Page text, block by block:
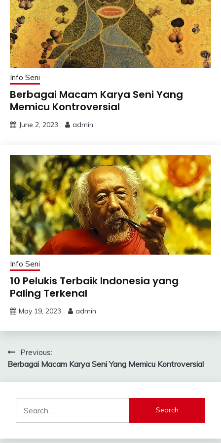
Info Seni
Berbagai Macam Karya Seni Yang
Memicu Kontroversial
June 2, 2023 admin
Info Seni
10 Pelukis Terbaik Indonesia yang
Paling Terkenal
May 19, 2023 admin
Post
navigation
Previous:
Berbagai Macam Karya Seni Yang Memicu Kontroversial
for: